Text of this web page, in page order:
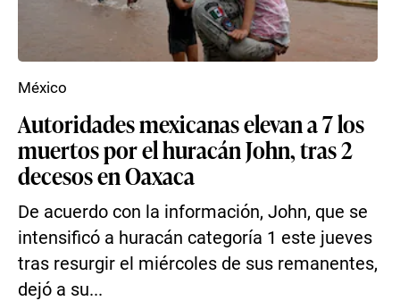
Autoridades mexicanas elevan a 7 los
muertos por el huracán John, tras 2
decesos en Oaxaca
De acuerdo con la información, John, que se
intensificó a huracán categoría 1 este jueves
tras resurgir el miércoles de sus remanentes,
dejó a su...
México